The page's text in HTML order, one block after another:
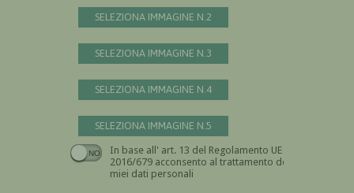
SELEZIONA IMMAGINE N.2
SELEZIONA IMMAGINE N.3
SELEZIONA IMMAGINE N.4
SELEZIONA IMMAGINE N.5
In base all' art. 13 del Regolamento UE n.
2016/679 acconsento al trattamento dei
miei dati personali
Devi dare il consenso